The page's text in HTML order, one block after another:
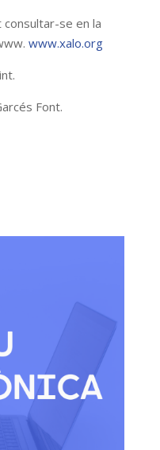
consultar-se en la
www.xalo.org
Font.